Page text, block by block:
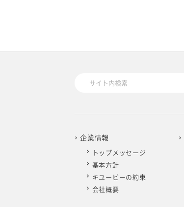
企業情報
トップメッセージ
基本方針
キユーピーの約束
会社概要